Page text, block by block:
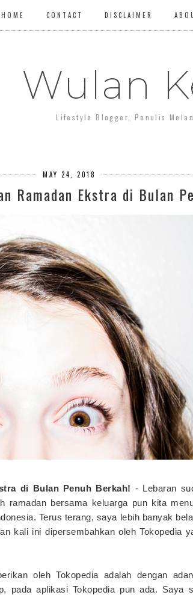
HOME CONTACT DISCLAIMER
Wulan
Lifestyle Blogger, Penulis
MAY 24, 2018
Ramadan Ekstra di Bulan
di Bulan Penuh Berkah! - Lebaran
ramadan bersama keluarga pun kita
Terus terang, saya lebih banyak
kali ini dipersembahkan oleh Tokopedia
oleh Tokopedia adalah dengan
pada aplikasi Tokopedia pun ada. Saya